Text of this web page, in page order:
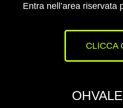
Entra nell’area riservata
CLICCA